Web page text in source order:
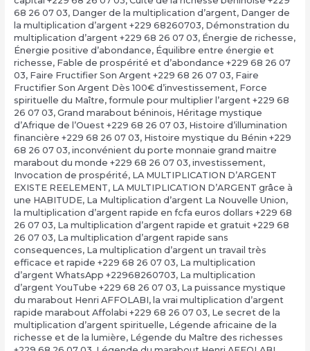
68 26 07 03, Danger de la multiplication d’argent, Danger de
la multiplication d’argent +229 68260703, Démonstration du
multiplication d’argent +229 68 26 07 03, Énergie de richesse,
Énergie positive d’abondance, Équilibre entre énergie et
richesse, Fable de prospérité et d’abondance +229 68 26 07
03, Faire Fructifier Son Argent +229 68 26 07 03, Faire
Fructifier Son Argent Dès 100€ d’investissement, Force
spirituelle du Maître, formule pour multiplier l’argent +229 68
26 07 03, Grand marabout béninois, Héritage mystique
d’Afrique de l’Ouest +229 68 26 07 03, Histoire d’illumination
financière +229 68 26 07 03, Histoire mystique du Bénin +229
68 26 07 03, inconvénient du porte monnaie grand maitre
marabout du monde +229 68 26 07 03, investissement,
Invocation de prospérité, LA MULTIPLICATION D’ARGENT
EXISTE REELEMENT, LA MULTIPLICATION D’ARGENT grâce à
une HABITUDE, La Multiplication d’argent La Nouvelle Union,
la multiplication d’argent rapide en fcfa euros dollars +229 68
26 07 03, La multiplication d’argent rapide et gratuit +229 68
26 07 03, La multiplication d’argent rapide sans
consequences, La multiplication d’argent un travail très
efficace et rapide +229 68 26 07 03, La multiplication
d’argent WhatsApp +22968260703, La multiplication
d’argent YouTube +229 68 26 07 03, La puissance mystique
du marabout Henri AFFOLABI, la vrai multiplication d’argent
rapide marabout Affolabi +229 68 26 07 03, Le secret de la
multiplication d’argent spirituelle, Légende africaine de la
richesse et de la lumière, Légende du Maître des richesses